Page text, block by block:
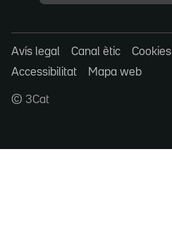
Avís legal Canal ètic Cookies
Accessibilitat
Mapa web
© 3Cat